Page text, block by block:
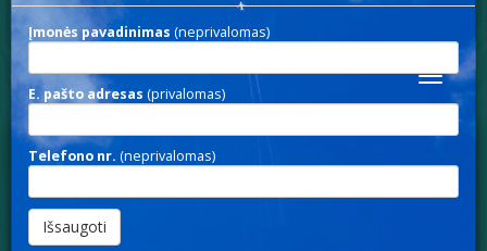
Rodyti paieškos parametrus
Toggle
USB 021
Įmonės pavadinimas (neprivalomas)
E. pašto adresas (privalomas)
Telefono nr. (neprivalomas)